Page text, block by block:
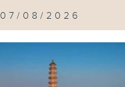
07/08/2026